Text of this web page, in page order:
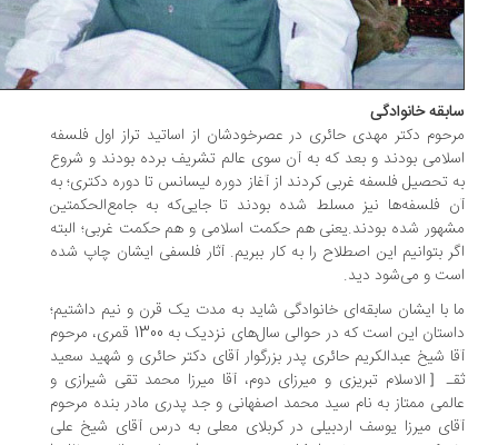
خانوادگی
دکتر مهدی حائری در عصرخودشان از اساتید تراز اول فلسفه
بودند و بعد که به آن سوی عالم تشریف برده بودند و شروع
تحصیل فلسفه غربی کردند از آغاز دوره لیسانس تا دوره دکتری؛ به
فلسفه‌ها نیز مسلط شده بودند تا جایی‌که به جامع‌الحکمتین
شده بودند.یعنی هم حکمت اسلامی و هم حکمت غربی؛ البته
بتوانیم این اصطلاح را به کار ببریم. آثار فلسفی ایشان چاپ شده
و می‌شود دید.
با ایشان سابقه‌ای خانوادگی شاید به مدت یک قرن و نیم داشتیم؛
داستان این است که در حوالی سال‌های نزدیک به 1300 قمری، مرحوم
شیخ عبدالکریم حائری پدر بزرگوار آقای دکتر حائری و شهید سعید
［‌الاسلام تبریزی و میرزای دوم، آقا میرزا محمد تقی شیرازی و
ممتاز به نام سید محمد اصفهانی و جد پدری مادر بنده مرحوم
میرزا یوسف اردبیلی در کربلای معلی به درس آقای شیخ علی